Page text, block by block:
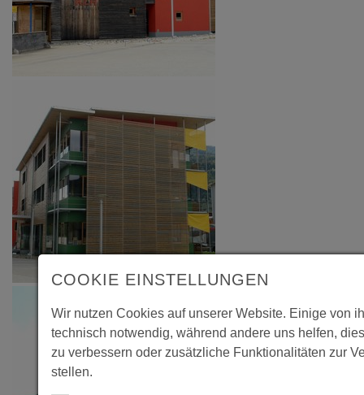
COOKIE EINSTELLUNGEN
Wir nutzen Cookies auf unserer Website. Einige von
technisch notwendig, während andere uns helfen,
zu verbessern oder zusätzliche Funktionalitäten zur
stellen.